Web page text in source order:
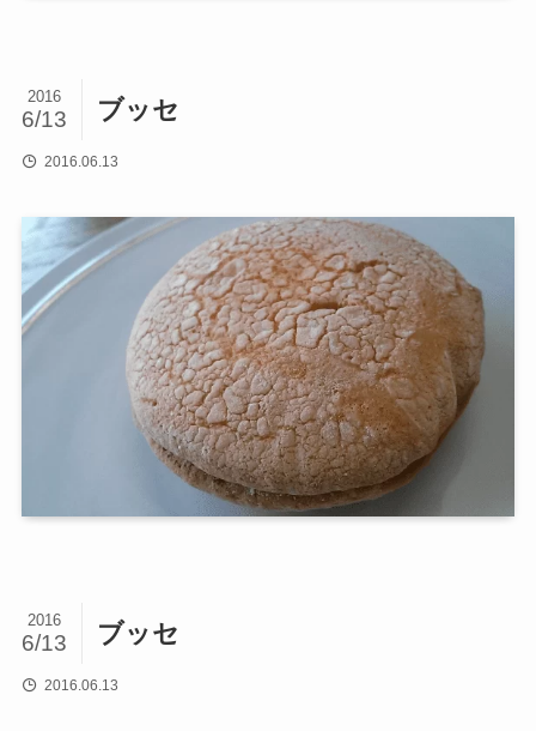
ブッセ
2016
6/13
2016.06.13
ブッセ
2016
6/13
2016.06.13